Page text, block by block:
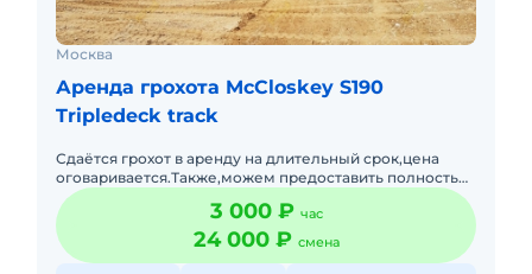
Москва
Аренда грохота McCloskey S190
Tripledeck track
Сдаётся грохот в аренду на длительный срок,цена
оговаривается.Также,можем предоставить полностью
комплекс и не один,вся техника в наличии
3 000 ₽ час
24 000 ₽ смена